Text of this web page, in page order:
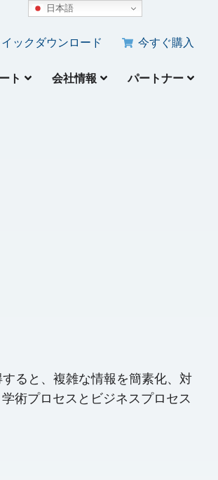
イックダウンロード 今すぐ購入
ト 会社情報 パートナー
ると、複雑な情報を簡素化、対
術プロセスとビジネスプロセス
日本語